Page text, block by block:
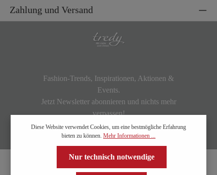
Zahlung und Versand
Fashion-Trends, Inspirationen, Aktionen &
Events.
Jetzt Newsletter abonnieren und nichts mehr
verpassen!
Diese Website verwendet Cookies, um eine bestmögliche Erfahrung
bieten zu können. Mehr Informationen ...
Nur technisch notwendige